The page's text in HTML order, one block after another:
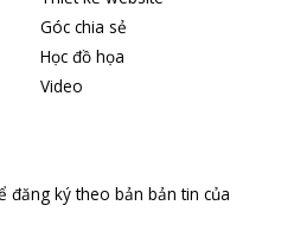
Góc chia sẻ
Học đồ họa
Video
đăng ký theo bản bản tin của